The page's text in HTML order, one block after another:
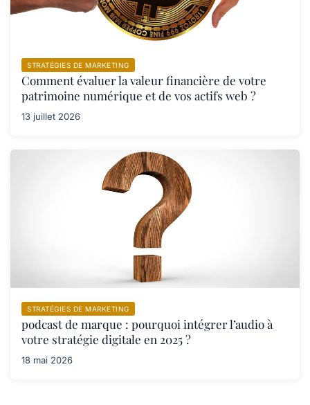
STRATÉGIES DE MARKETING
Comment évaluer la valeur financière de votre
patrimoine numérique et de vos actifs web ?
13 juillet 2026
STRATÉGIES DE MARKETING
podcast de marque : pourquoi intégrer l’audio à
votre stratégie digitale en 2025 ?
18 mai 2026